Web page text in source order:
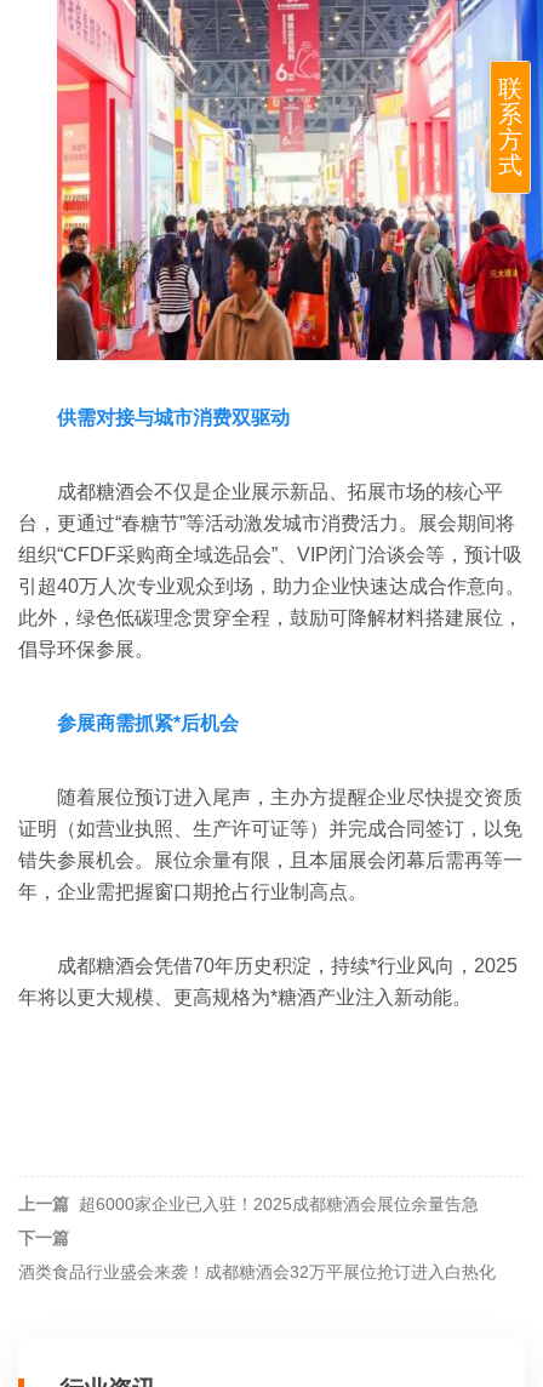
‌供需对接与城市消费双驱动‌
成都糖酒会不仅是企业展示新品、拓展市场的核心平
台，更通过“春糖节”等活动激发城市消费活力。展会期间将
组织“CFDF采购商全域选品会”、VIP闭门洽谈会等，预计吸
引超40万人次专业观众到场，助力企业快速达成合作意向‌。
此外，绿色低碳理念贯穿全程，鼓励可降解材料搭建展位，
倡导环保参展‌。
‌参展商需抓紧*后机会‌
随着展位预订进入尾声，主办方提醒企业尽快提交资质
证明（如营业执照、生产许可证等）并完成合同签订，以免
错失参展机会‌。展位余量有限，且本届展会闭幕后需再等一
年，企业需把握窗口期抢占行业制高点‌。
成都糖酒会凭借70年历史积淀，持续*行业风向，2025
年将以更大规模、更高规格为*糖酒产业注入新动能‌。
上一篇 超6000家企业已入驻！2025成都糖酒会展位余量告急
下一篇
酒类食品行业盛会来袭！成都糖酒会32万平展位抢订进入白热化
联
系
方
式